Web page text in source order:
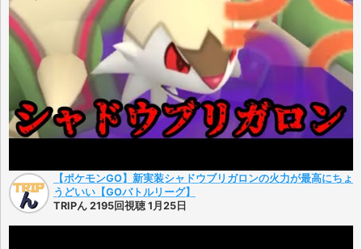
【ポケモンGO】新実装シャドウブリガロンの火力が最高にちょ
うどいい【GOバトルリーグ】
TRIPん 2195回視聴 1月25日